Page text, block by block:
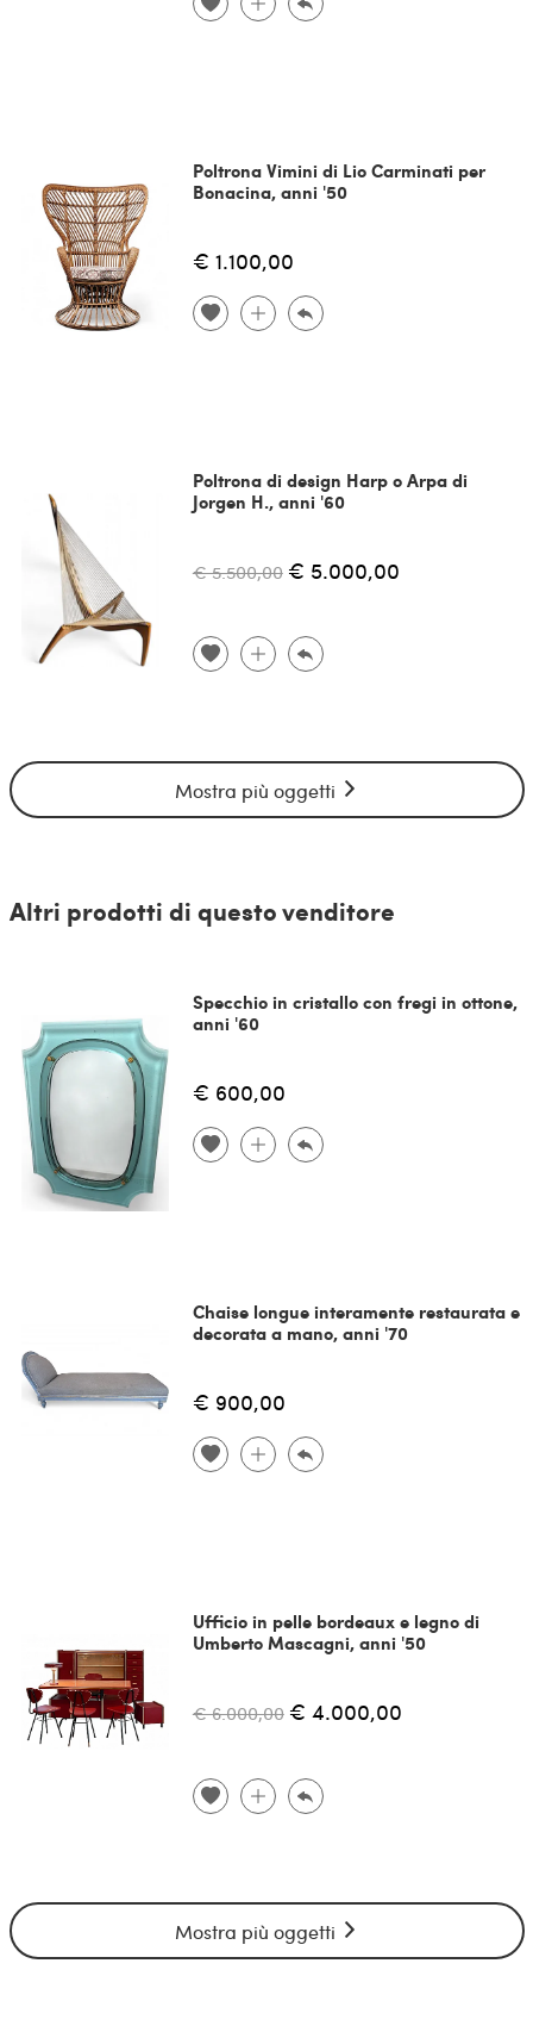
Poltrona Vimini di Lio Carminati per
Bonacina, anni '50
€ 1.100,00
Poltrona di design Harp o Arpa di
Jorgen H., anni '60
€ 5.500,00 € 5.000,00
Mostra più oggetti
Altri prodotti di questo venditore
Specchio in cristallo con fregi in ottone,
anni '60
€ 600,00
Chaise longue interamente restaurata e
decorata a mano, anni '70
€ 900,00
Ufficio in pelle bordeaux e legno di
Umberto Mascagni, anni '50
€ 6.000,00 € 4.000,00
Mostra più oggetti